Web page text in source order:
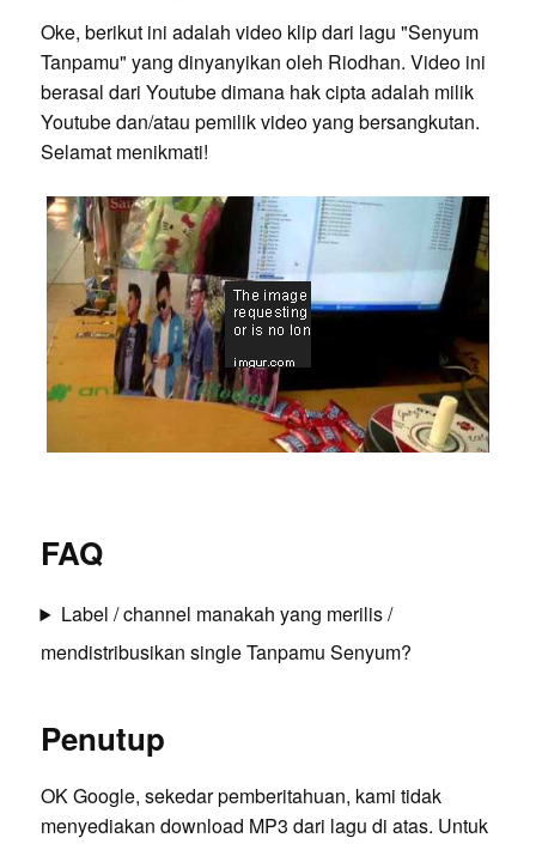
Oke, berikut ini adalah video klip dari lagu "Senyum
Tanpamu" yang dinyanyikan oleh Riodhan. Video ini
berasal dari Youtube dimana hak cipta adalah milik
Youtube dan/atau pemilik video yang bersangkutan.
Selamat menikmati!
FAQ
Label / channel manakah yang merilis /
mendistribusikan single Tanpamu Senyum?
Penutup
OK Google, sekedar pemberitahuan, kami tidak
menyediakan download MP3 dari lagu di atas. Untuk